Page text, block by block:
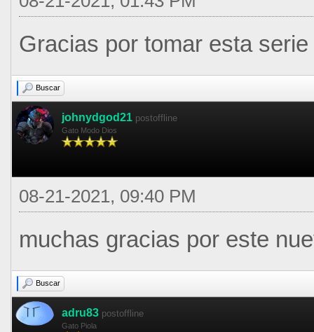
Gracias por tomar esta serie
Buscar
johnydgod21 postoffline
Gato Modo Dios
08-21-2021, 09:40 PM
muchas gracias por este
Buscar
adru83 postoffline
Gato Piola